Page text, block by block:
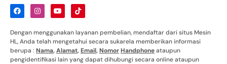
Dengan menggunakan layanan pembelian, mendaftar dari situs Mesin
HL, Anda telah mengetahui secara sukarela memberikan informasi
berupa : Nama,Alamat,Email,NomorHandphoneataupun
pengidentifikasi lain yang dapat dihubungi secara online ataupun